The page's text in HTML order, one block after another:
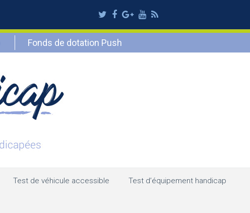
Twitter
Facebook
Google
Plus
Youtube
RSS
Fonds de dotation Push
Test de véhicule accessible Test d’équipement handicap